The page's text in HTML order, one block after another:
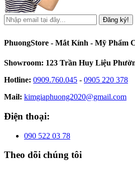
Đăng ký!
PhuongStore - Mắt Kính - Mỹ Phẩm
Showroom: 123 Trần Huy Liệu
Hotline: 0909.760.045 - 0905 220 378
Mail: kimgiaphuong2020@gmail.com
Điện thoại:
090 522 03 78
Theo dõi chúng tôi